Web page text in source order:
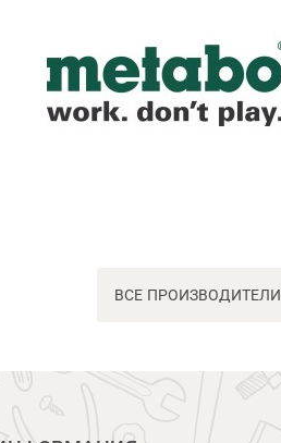
ВСЕ ПРОИЗВОДИТЕЛИ